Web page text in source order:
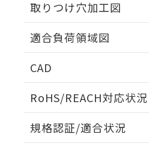
取りつけ穴加工図
適合負荷領域図
CAD
RoHS/REACH対応状況
EU RoHS 注意事項・凡例
規格認証/適合状況